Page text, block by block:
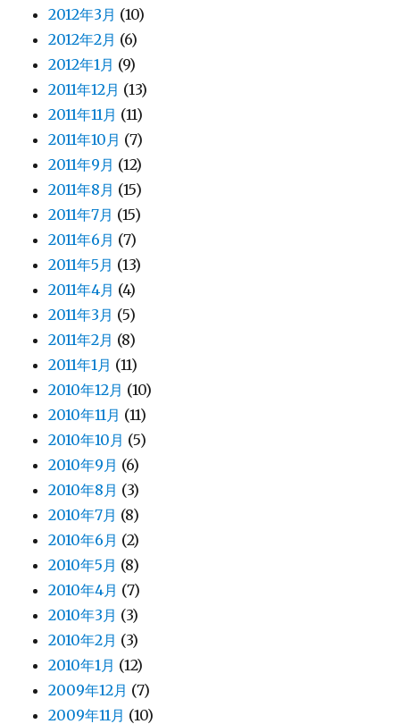
2012年3月 (10)
2012年2月 (6)
2012年1月 (9)
2011年12月 (13)
2011年11月 (11)
2011年10月 (7)
2011年9月 (12)
2011年8月 (15)
2011年7月 (15)
2011年6月 (7)
2011年5月 (13)
2011年4月 (4)
2011年3月 (5)
2011年2月 (8)
2011年1月 (11)
2010年12月 (10)
2010年11月 (11)
2010年10月 (5)
2010年9月 (6)
2010年8月 (3)
2010年7月 (8)
2010年6月 (2)
2010年5月 (8)
2010年4月 (7)
2010年3月 (3)
2010年2月 (3)
2010年1月 (12)
2009年12月 (7)
2009年11月 (10)